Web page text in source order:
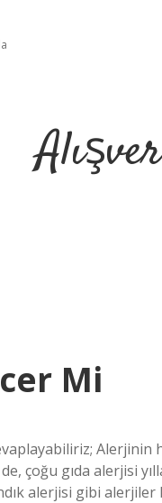
Mi
Alerjinin
çoğu gıda alerjisi
alerjisi gibi alerjiler